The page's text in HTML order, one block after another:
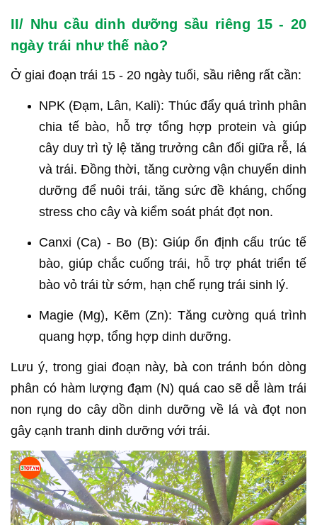
II/ Nhu cầu dinh dưỡng sầu riêng 15 - 20
ngày trái như thế nào?
Ở giai đoạn trái 15 - 20 ngày tuổi, sầu riêng rất cần:
NPK (Đạm, Lân, Kali): Thúc đẩy quá trình phân
chia tế bào, hỗ trợ tổng hợp protein và giúp
cây duy trì tỷ lệ tăng trưởng cân đối giữa rễ, lá
và trái. Đồng thời, tăng cường vận chuyển dinh
dưỡng để nuôi trái, tăng sức đề kháng, chống
stress cho cây và kiểm soát phát đọt non.
Canxi (Ca) - Bo (B): Giúp ổn định cấu trúc tế
bào, giúp chắc cuống trái, hỗ trợ phát triển tế
bào vỏ trái từ sớm, hạn chế rụng trái sinh lý.
Magie (Mg), Kẽm (Zn): Tăng cường quá trình
quang hợp, tổng hợp dinh dưỡng.
Lưu ý, trong giai đoạn này, bà con tránh bón dòng
phân có hàm lượng đạm (N) quá cao sẽ dễ làm trái
non rụng do cây dồn dinh dưỡng về lá và đọt non
gây cạnh tranh dinh dưỡng với trái.